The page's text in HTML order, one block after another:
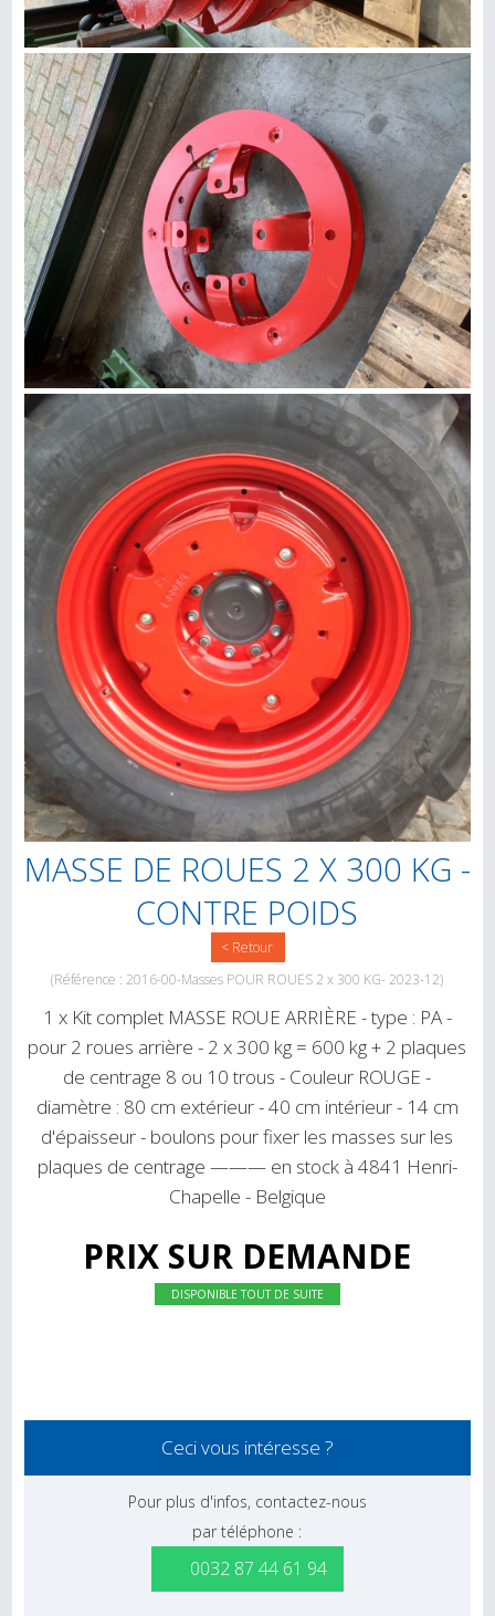
MASSE DE ROUES 2 X 300 KG -
CONTRE POIDS
< Retour
(Référence : 2016-00-Masses POUR ROUES 2 x 300 KG- 2023-12)
1 x Kit complet MASSE ROUE ARRIÈRE - type : PA -
pour 2 roues arrière - 2 x 300 kg = 600 kg + 2 plaques
de centrage 8 ou 10 trous - Couleur ROUGE -
diamètre : 80 cm extérieur - 40 cm intérieur - 14 cm
d'épaisseur - boulons pour fixer les masses sur les
plaques de centrage ——— en stock à 4841 Henri-
Chapelle - Belgique
PRIX SUR DEMANDE
DISPONIBLE TOUT DE SUITE
Ceci vous intéresse ?
Pour plus d'infos, contactez-nous
par téléphone :
0032 87 44 61 94